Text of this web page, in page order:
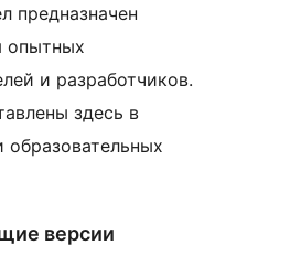
предназначен
опытных
и разработчиков.
здесь в
образовательных
версии